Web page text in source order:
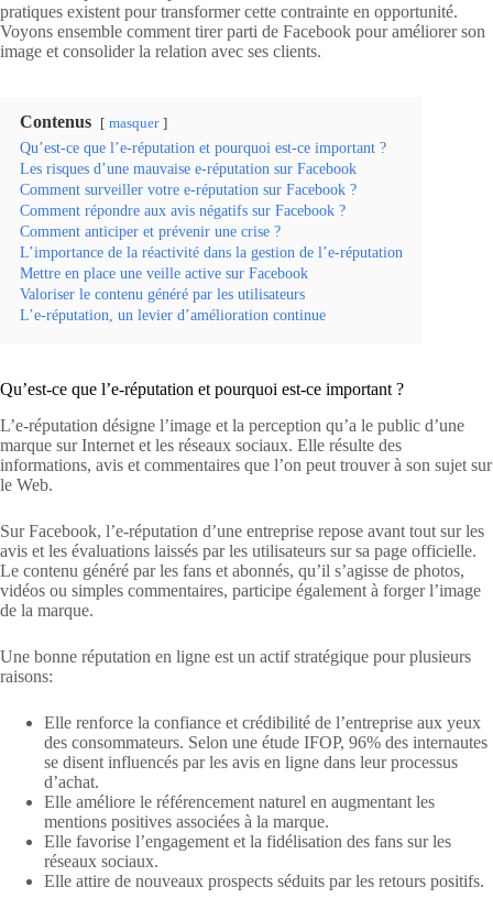
pratiques existent pour transformer cette contrainte en opportunité.
Voyons ensemble comment tirer parti de Facebook pour améliorer son
image et consolider la relation avec ses clients.
Contenus masquer
Qu’est-ce que l’e-réputation et pourquoi est-ce important ?
Les risques d’une mauvaise e-réputation sur Facebook
Comment surveiller votre e-réputation sur Facebook ?
Comment répondre aux avis négatifs sur Facebook ?
Comment anticiper et prévenir une crise ?
L’importance de la réactivité dans la gestion de l’e-réputation
Mettre en place une veille active sur Facebook
Valoriser le contenu généré par les utilisateurs
L’e-réputation, un levier d’amélioration continue
Qu’est-ce que l’e-réputation et pourquoi est-ce important ?
L’e-réputation désigne l’image et la perception qu’a le public d’une
marque sur Internet et les réseaux sociaux. Elle résulte des
informations, avis et commentaires que l’on peut trouver à son sujet sur
le Web.
Sur Facebook, l’e-réputation d’une entreprise repose avant tout sur les
avis et les évaluations laissés par les utilisateurs sur sa page officielle.
Le contenu généré par les fans et abonnés, qu’il s’agisse de photos,
vidéos ou simples commentaires, participe également à forger l’image
de la marque.
Une bonne réputation en ligne est un actif stratégique pour plusieurs
raisons:
Elle renforce la confiance et crédibilité de l’entreprise aux yeux
des consommateurs. Selon une étude IFOP, 96% des internautes
se disent influencés par les avis en ligne dans leur processus
d’achat.
Elle améliore le référencement naturel en augmentant les
mentions positives associées à la marque.
Elle favorise l’engagement et la fidélisation des fans sur les
réseaux sociaux.
Elle attire de nouveaux prospects séduits par les retours positifs.